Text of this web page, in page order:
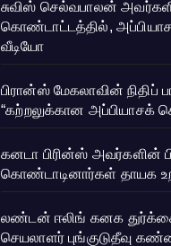
சுவிஸ் செல்வபாலன்
கொண்டாட்டத்தில்,
வீடியோ
பிரான்ஸ் மேகலாவின் நிதிப்
“கற்றலுக்கான அப்பியாசக்
கனடா பிரின்ஸ் அவர்களின்
கொண்டாடினார்கள் தாயக
லண்டன் ஈலிங் கனக
செயலாளர் புங்குடுதீவு